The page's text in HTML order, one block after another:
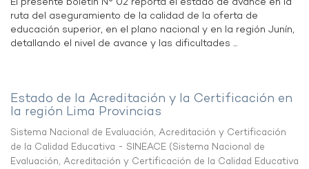
ruta del aseguramiento de la calidad de la oferta de
educación superior, en el plano nacional y en la región Junín,
detallando el nivel de avance y las dificultades ...
Estado de la Acreditación y la Certificación en
la región Lima Provincias
Sistema Nacional de Evaluación, Acreditación y Certificación
de la Calidad Educativa - SINEACE (Sistema Nacional de
Evaluación, Acreditación y Certificación de la Calidad Educativa